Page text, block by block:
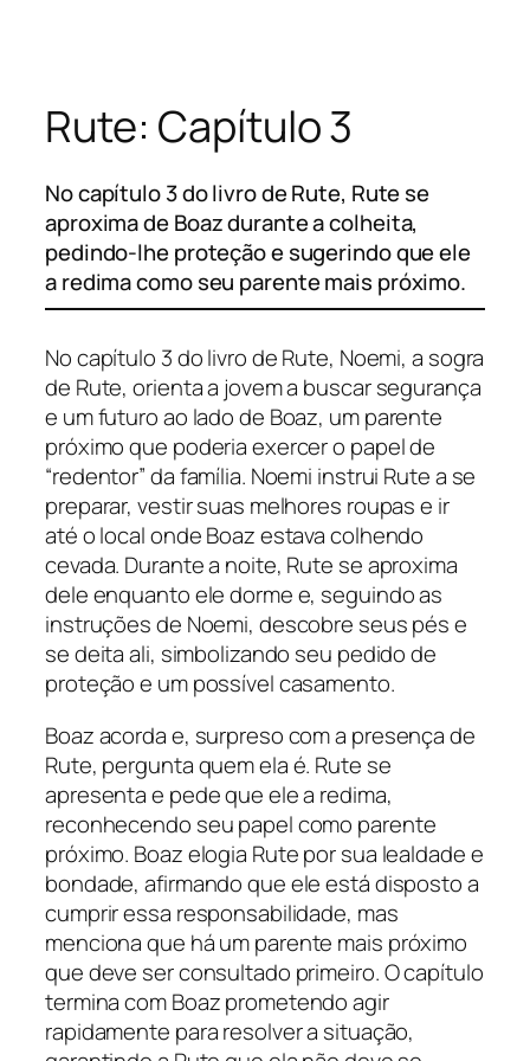
conteúdo
Rute: Capítulo 3
No capítulo 3 do livro de Rute, Rute se
aproxima de Boaz durante a colheita,
pedindo-lhe proteção e sugerindo que ele
a redima como seu parente mais próximo.
No capítulo 3 do livro de Rute, Noemi, a sogra
de Rute, orienta a jovem a buscar segurança
e um futuro ao lado de Boaz, um parente
próximo que poderia exercer o papel de
“redentor” da família. Noemi instrui Rute a se
preparar, vestir suas melhores roupas e ir
até o local onde Boaz estava colhendo
cevada. Durante a noite, Rute se aproxima
dele enquanto ele dorme e, seguindo as
instruções de Noemi, descobre seus pés e
se deita ali, simbolizando seu pedido de
proteção e um possível casamento.
Boaz acorda e, surpreso com a presença de
Rute, pergunta quem ela é. Rute se
apresenta e pede que ele a redima,
reconhecendo seu papel como parente
próximo. Boaz elogia Rute por sua lealdade e
bondade, afirmando que ele está disposto a
cumprir essa responsabilidade, mas
menciona que há um parente mais próximo
que deve ser consultado primeiro. O capítulo
termina com Boaz prometendo agir
rapidamente para resolver a situação,